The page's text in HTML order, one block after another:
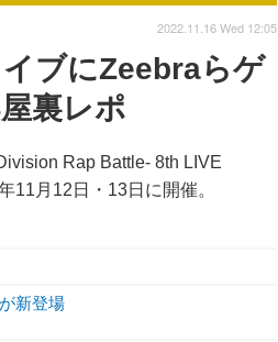
ブにZeebraらゲ
裏レポ
Rap Battle- 8th LIVE
月12日・13日に開催。
2022.11.16 Wed 12:05
新登場